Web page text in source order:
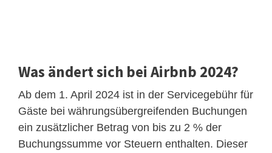
Was ändert sich bei Airbnb 2024?
Ab dem 1. April 2024 ist in der Servicegebühr für
Gäste bei währungsübergreifenden Buchungen
ein zusätzlicher Betrag von bis zu 2 % der
Buchungssumme vor Steuern enthalten. Dieser